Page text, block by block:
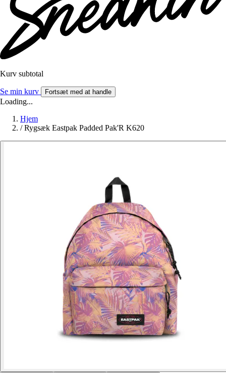
Kurv subtotal
Se min kurv Fortsæt med at handle
Loading...
Hjem
/ Rygsæk Eastpak Padded Pak'R K620